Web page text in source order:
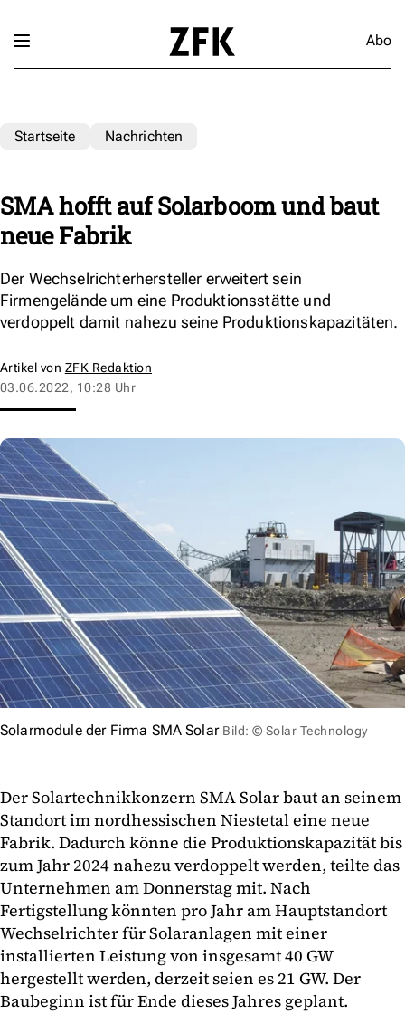
Abo
Startseite Nachrichten
SMA hofft auf Solarboom und baut
neue Fabrik
Der Wechselrichterhersteller erweitert sein
Firmengelände um eine Produktionsstätte und
verdoppelt damit nahezu seine Produktionskapazitäten.
Artikel von ZFK Redaktion
03.06.2022, 10:28 Uhr
Solarmodule der Firma SMA Solar Bild: © Solar Technology
Der Solartechnikkonzern SMA Solar baut an seinem
Standort im nordhessischen Niestetal eine neue
Fabrik. Dadurch könne die Produktionskapazität bis
zum Jahr 2024 nahezu verdoppelt werden, teilte das
Unternehmen am Donnerstag mit. Nach
Fertigstellung könnten pro Jahr am Hauptstandort
Wechselrichter für Solaranlagen mit einer
installierten Leistung von insgesamt 40 GW
hergestellt werden, derzeit seien es 21 GW. Der
Baubeginn ist für Ende dieses Jahres geplant.